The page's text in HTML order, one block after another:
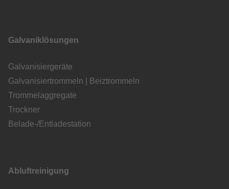
Galvaniklösungen
Galvanisiergeräte
Galvanisiertrommeln | Beiztrommeln
Trommelaggregate
Trockner
Belade-/Entladestation
Abluftreinigung